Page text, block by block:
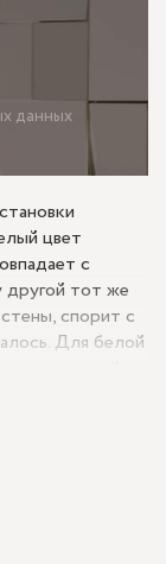
данных
цвет
с
другой тот же
спорит с
Для белой
о
видимой
отделку.